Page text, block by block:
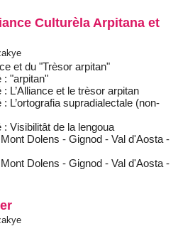
Culturèla Arpitana et
et du "Trèsor arpitan"
: "arpitan"
: L’Alliance et le trèsor arpitan
: L’ortografia supradialectale (non-
: Visibilitât de la lengoua
Dolens - Gignod - Val d'Aosta -
Dolens - Gignod - Val d'Aosta -